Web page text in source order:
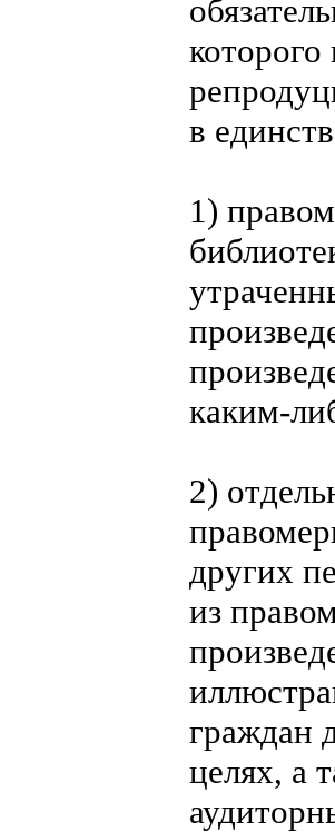
которого
в
1)
каким-
2)
других
из
граждан
целях, а